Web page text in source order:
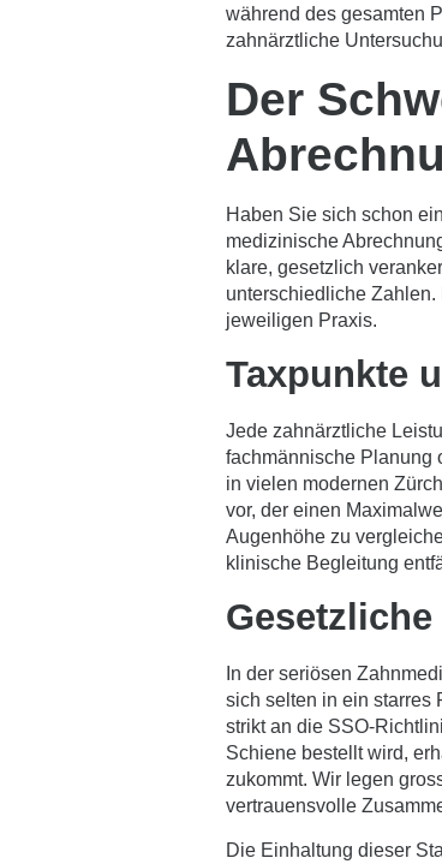
während des gesamten
zahnärztliche
Der
Haben Sie sich schon
medizinische
klare, gesetzlich
unterschiedliche
jeweiligen Praxis.
Taxpunkte
Jede zahnärztliche
fachmännische Planung
in vielen modernen
vor, der einen
Augenhöhe zu
klinische Begleitung
In der seriösen
sich selten in ein starres
strikt an die SSO-
Schiene bestellt wird,
zukommt. Wir legen
vertrauensvolle
Die Einhaltung dieser